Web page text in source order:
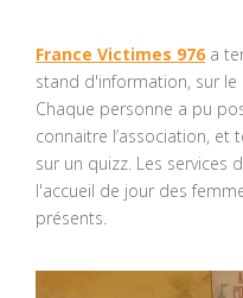
France Victimes 976 a
stand d'information, sur le
Chaque personne a pu
connaitre l‘association, et
sur un quizz. Les services
l'accueil de jour des
présents.